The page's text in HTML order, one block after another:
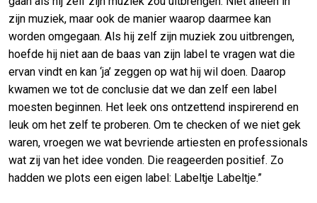
zijn muziek, maar ook de manier waarop daarmee kan
worden omgegaan. Als hij zelf zijn muziek zou uitbrengen,
hoefde hij niet aan de baas van zijn label te vragen wat die
ervan vindt en kan ‘ja’ zeggen op wat hij wil doen. Daarop
kwamen we tot de conclusie dat we dan zelf een label
moesten beginnen. Het leek ons ontzettend inspirerend en
leuk om het zelf te proberen. Om te checken of we niet gek
waren, vroegen we wat bevriende artiesten en professionals
wat zij van het idee vonden. Die reageerden positief. Zo
hadden we plots een eigen label: Labeltje Labeltje.”